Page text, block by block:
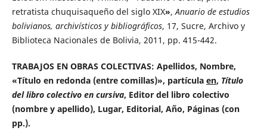
retratista chuquisaqueño del siglo XIX», Anuario de estudios
bolivianos, archivísticos y bibliográficos, 17, Sucre, Archivo y
Biblioteca Nacionales de Bolivia, 2011, pp. 415-442.
TRABAJOS EN OBRAS COLECTIVAS: Apellidos, Nombre,
«Título en redonda (entre comillas)», partícula en, Título
del libro colectivo en cursiva, Editor del libro colectivo
(nombre y apellido), Lugar, Editorial, Año, Páginas (con
pp.).